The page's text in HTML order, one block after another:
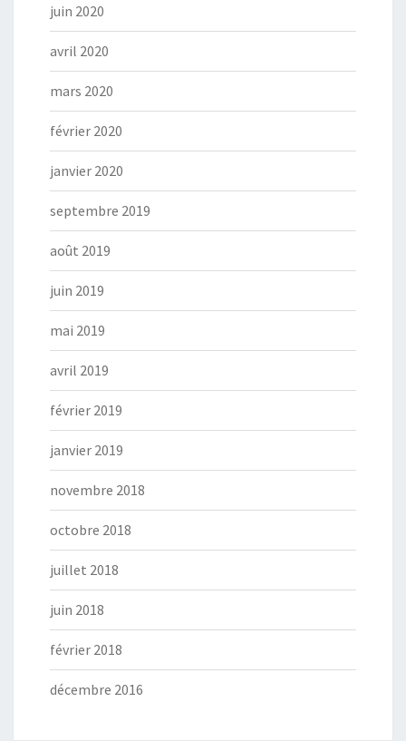
juin 2020
avril 2020
mars 2020
février 2020
janvier 2020
septembre 2019
août 2019
juin 2019
mai 2019
avril 2019
février 2019
janvier 2019
novembre 2018
octobre 2018
juillet 2018
juin 2018
février 2018
décembre 2016